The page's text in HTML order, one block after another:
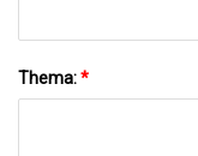
Thema:*